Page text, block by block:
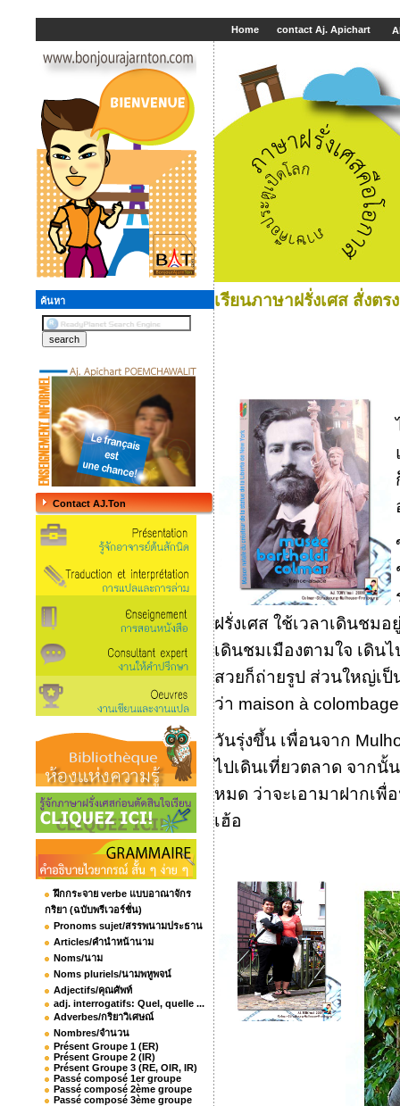
Home contact Aj. Apichart
ค้นหา
Contact AJ.Ton
ฝึกกระจาย verbe แบบอาณาจักร
กริยา (ฉบับพรีเวอร์ชั่น)
Pronoms sujet/สรรพนามประธาน
Articles/คำนำหน้านาม
Noms/นาม
Noms pluriels/นามพหูพจน์
Adjectifs/คุณศัพท์
adj. interrogatifs: Quel, quelle ...
Adverbes/กริยาวิเศษณ์
Nombres/จำนวน
Présent Groupe 1 (ER)
Présent Groupe 2 (IR)
Présent Groupe 3 (RE, OIR, IR)
Passé composé 1er groupe
Passé composé 2ème groupe
Passé composé 3ème groupe
เรียนภาษาฝรั่งเศส สั่งต
ฝรั่งเศส ใช้เวลาเดินชม
เดินชมเมืองตามใจ เดิน
สวยก็ถ่ายรูป ส่วนใหญ่เ
ว่า maison à
วันรุ่งขึ้น เพื่อนจาก
ไปเดินเที่ยวตลาด จากนั้
หมด ว่าจะเอามาฝากเ
เฮ้อ